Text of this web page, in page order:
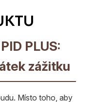
PLUS:
zážitku
Místo toho, aby